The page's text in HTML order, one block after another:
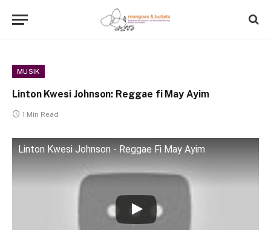
MUSIK
Linton Kwesi Johnson: Reggae fi May Ayim
1 Min Read
Linton Kwesi Johnson - Reggae Fi May Ayim